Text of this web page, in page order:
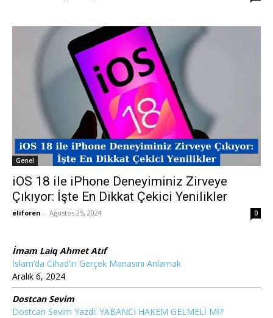
Genel
iOS 18 ile iPhone Deneyiminiz Zirveye
Çıkıyor: İşte En Dikkat Çekici Yenilikler
eliforen - Ağustos 25, 2024 0
İmam Laiq Ahmet Atıf
İslam’da Cihad’ın Gerçek Manasını Anlamak
Aralık 6, 2024
Dostcan Sevim
Dostcan Sevim Yazdı: YABANCI HAKEM GELMELİ Mİ?